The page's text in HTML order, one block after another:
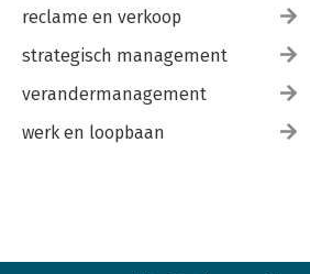
reclame en verkoop
strategisch management
verandermanagement
werk en loopbaan